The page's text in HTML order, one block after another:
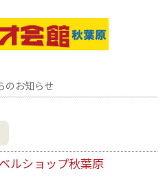
のお知らせ
ルショップ秋葉原